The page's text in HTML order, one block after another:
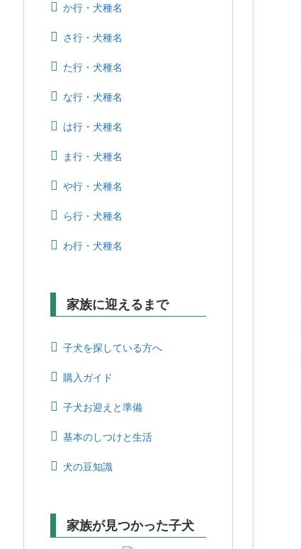
か行・犬種名
さ行・犬種名
た行・犬種名
な行・犬種名
は行・犬種名
ま行・犬種名
や行・犬種名
ら行・犬種名
わ行・犬種名
家族に迎えるまで
子犬を探している方へ
購入ガイド
子犬お迎えと準備
基本のしつけと生活
犬の豆知識
家族が見つかった子犬